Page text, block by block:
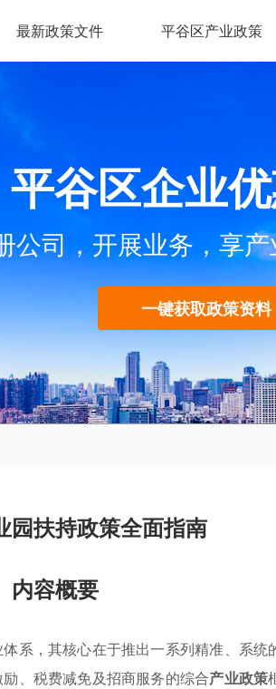
最新政策文件 平谷区产业政策
平谷区企业
公司，开展业务，享
一键获取政策资料
园扶持政策全面指南
内容概要
系，其核心在于推出一系列精准、系统
、税费减免及招商服务的综合产业政策